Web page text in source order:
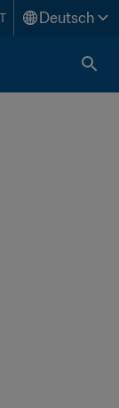
Deutsch